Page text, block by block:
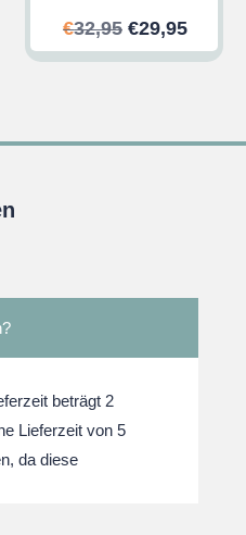
€32,95
Preis
€29,95
Preis
beträgt 2
Lieferzeit von 5
da diese